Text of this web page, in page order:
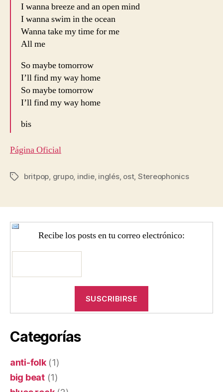
I wanna breeze and an open mind
I wanna swim in the ocean
Wanna take my time for me
All me
So maybe tomorrow
I’ll find my way home
So maybe tomorrow
I’ll find my way home
bis
Página Oficial
Etiquetas
britpop, grupo, indie, inglés, ost, Stereophonics
Recibe los posts en tu correo electrónico:
Categorías
anti-folk(1)
big beat(1)